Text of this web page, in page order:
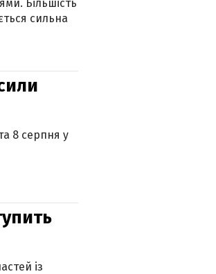
Більшість
сильна
8 серпня у
із